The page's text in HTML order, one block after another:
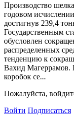
Производство
годовом
достигнув 239,4
Государственным
обусловлен
распределенных
тенденцию к
Вахид Магеррамов.
коробок се...
Пожалуйста,
Войти Подписаться